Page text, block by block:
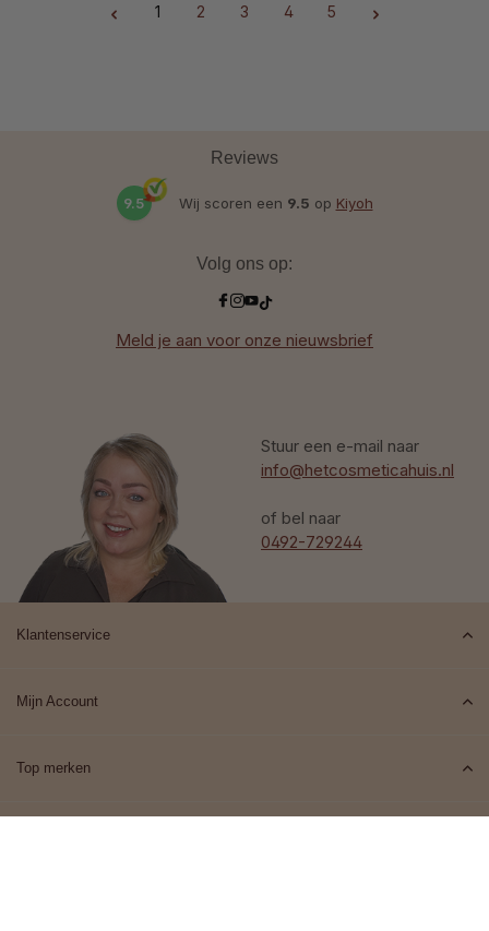
Pagina
1
Pagina
2
Pagina
3
Pagina
4
Pagina
5
Stuur een e-mail naar
info@hetcosmeticahuis.nl
of bel naar
0492-729244
Reviews
9.5 Wij scoren een 9.5 op Kiyoh
Volg ons op:
Meld je aan voor onze nieuwsbrief
Klantenservice
Mijn Account
Top merken